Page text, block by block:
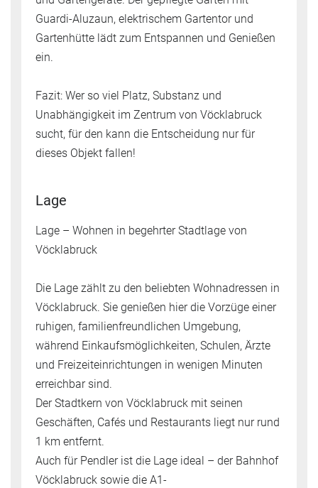
Guardi-Aluzaun, elektrischem Gartentor und
Gartenhütte lädt zum Entspannen und Genießen
ein.
Fazit: Wer so viel Platz, Substanz und
Unabhängigkeit im Zentrum von Vöcklabruck
sucht, für den kann die Entscheidung nur für
dieses Objekt fallen!
Lage
Lage – Wohnen in begehrter Stadtlage von
Vöcklabruck
Die Lage zählt zu den beliebten Wohnadressen in
Vöcklabruck. Sie genießen hier die Vorzüge einer
ruhigen, familienfreundlichen Umgebung,
während Einkaufsmöglichkeiten, Schulen, Ärzte
und Freizeiteinrichtungen in wenigen Minuten
erreichbar sind.
Der Stadtkern von Vöcklabruck mit seinen
Geschäften, Cafés und Restaurants liegt nur rund
1 km entfernt.
Auch für Pendler ist die Lage ideal – der Bahnhof
Vöcklabruck sowie die A1-